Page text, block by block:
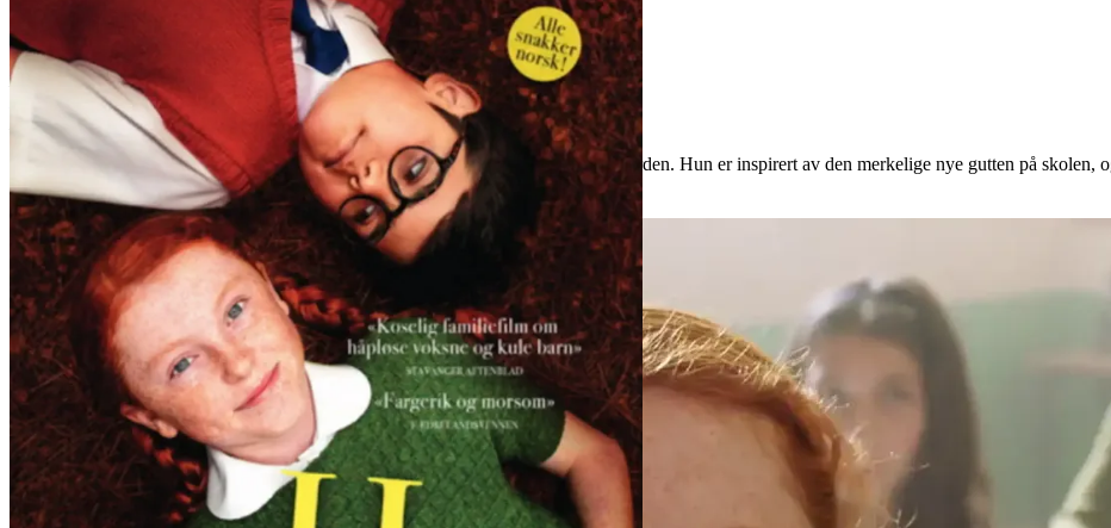
Film
Forfatter:
Leverandør:
Norgesfilm AS
Lisens:
Candice er en tolv år gammel jente med ubegrenset optimisme og et unikt syn på verden. Hun er inspirert av den merkelige nye gutten på skolen,
krever.
Publisert 22.01.2025